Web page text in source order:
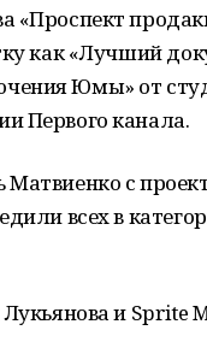
«Проспект
как «Лучший
Юмы» от
Первого канала.
с
всех в
и Sprite